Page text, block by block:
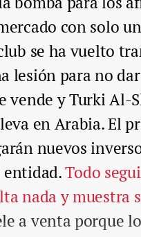
con solo
se ha vuelto
lesión para no
vende y Turki
en Arabia. El
nuevos
entidad.Todo
nada y muestra
a venta porque